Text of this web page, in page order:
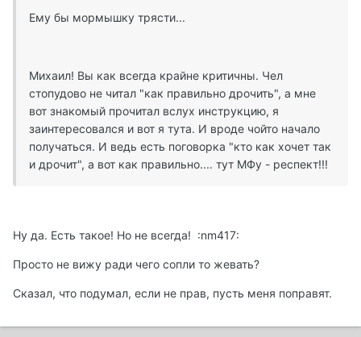
Ему бы мормышку трясти...
Михаил! Вы как всегда крайне критичны. Чел
стопудово не читал "как правильно дрочить", а мне
вот знакомый прочитал вслух инструкцию, я
заинтересовался и вот я тута. И вроде чойто начало
получаться. И ведь есть поговорка "кто как хочет так
и дрочит", а вот как правильно.... тут МФу - респект!!!
Ну да. Есть такое! Но не всегда! :nm417:
Просто не вижу ради чего сопли то жевать?
Сказал, что подумал, если не прав, пусть меня поправят.